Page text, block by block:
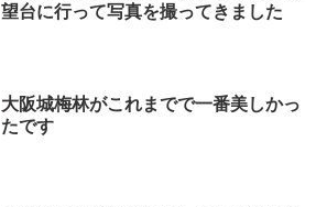
望台に行って写真を撮ってきました
大阪城梅林がこれまでで一番美しかっ
たです